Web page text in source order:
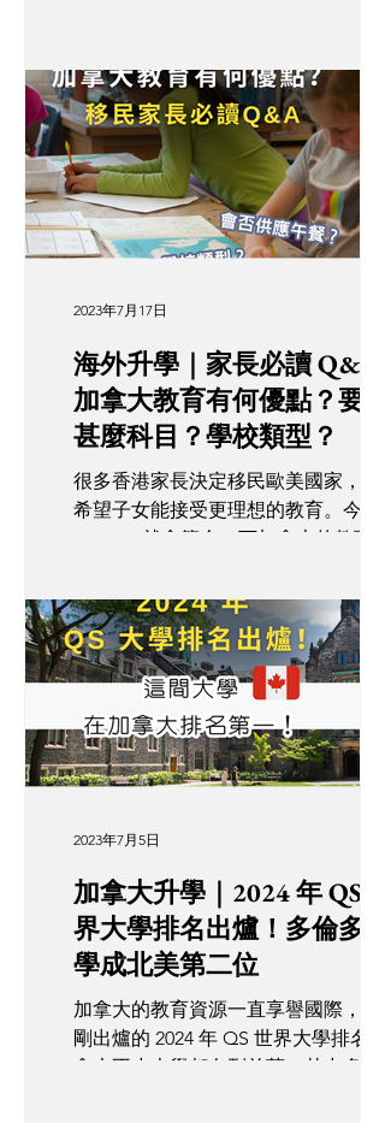
業與就業」。 趨勢： 安省同卑詩省
（BC省）依然係熱點，但生活成本亦
高。近期多倫多周邊（如 Hamilton、
Kitche
求。 想了解更多, 立即登記【加拿大移
民升學及按揭講座】...
海外升學｜家長必讀 Q&A
加拿大教育有何優點？要讀
甚麼科目？學校類型？
很多香港家長決定移民歐美國家，都
希望子女能接受更理想的教育。今次
OPTour 就會簡介一下加拿大的教育基
最後還有學習氣氛和優點，希望能解
你心中的疑惑！ Q：加拿大每年什麼
候開學？...
2023年7月17日
加拿大升學｜2024 年 QS 世
界大學排名出爐！多倫多大
學成北美第二位
加拿大的教育資源一直享譽國際，根
剛出爐的 2024 年 QS 世界大學排名，
拿大不少大學都名列前茅。其中多倫
2023年7月5日